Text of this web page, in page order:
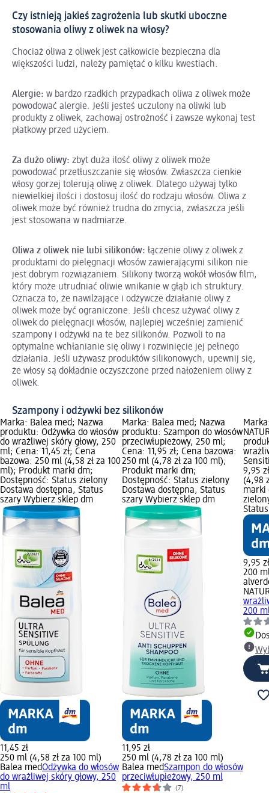
Czy istnieją jakieś zagrożenia lub skutki uboczne
stosowania oliwy z oliwek na włosy?
Chociaż oliwa z oliwek jest całkowicie bezpieczna dla
większości ludzi, należy pamiętać o kilku kwestiach.
Alergie: w bardzo rzadkich przypadkach oliwa z oliwek może
powodować alergie. Jeśli jesteś uczulony na oliwki lub
produkty z oliwek, zachowaj ostrożność i zawsze wykonaj test
płatkowy przed użyciem.
Za dużo oliwy: zbyt duża ilość oliwy z oliwek może
powodować przetłuszczanie się włosów. Zwłaszcza cienkie
włosy gorzej tolerują oliwę z oliwek. Dlatego używaj tylko
niewielkiej ilości i dostosuj ilość do rodzaju włosów. Oliwa z
oliwek może być również trudna do zmycia, zwłaszcza jeśli
jest stosowana w nadmiarze.
Oliwa z oliwek nie lubi silikonów: łączenie oliwy z oliwek z
produktami do pielęgnacji włosów zawierającymi silikon nie
jest dobrym rozwiązaniem. Silikony tworzą wokół włosów film,
który może utrudniać oliwie wnikanie w głąb ich struktury.
Oznacza to, że nawilżające i odżywcze działanie oliwy z
oliwek może być ograniczone. Jeśli chcesz używać oliwy z
oliwek do pielęgnacji włosów, najlepiej wcześniej zamienić
szampony i odżywki na te bez silikonów. Pozwoli to na
optymalne wchłanianie się oliwy i rozwinięcie jej pełnego
działania. Jeśli używasz produktów silikonowych, upewnij się,
że włosy są dokładnie oczyszczone przed nałożeniem oliwy z
oliwek.
Szampony i odżywki bez silikonów
Marka: Balea med; Nazwa
produktu: Odżywka do włosów
do wrażliwej skóry głowy, 250
ml; Cena: 11,45 zł; Cena
bazowa: 250 ml (4,58 zł za 100
ml); Produkt marki dm;
Dostępność: Status zielony
Dostawa dostępna, Status
szary Wybierz sklep dm
11,45 zł
250 ml (4,58 zł za 100 ml)
Balea medOdżywka do włosów
do wrażliwej skóry głowy, 250
ml
Marka: Balea med; Nazwa
produktu: Szampon do włosów
przeciwłupieżowy, 250 ml;
Cena: 11,95 zł; Cena bazowa:
250 ml (4,78 zł za 100 ml);
Produkt marki dm;
Dostępność: Status zielony
Dostawa dostępna, Status
szary Wybierz sklep dm
11,95 zł
250 ml (4,78 zł za 100 ml)
Balea medSzampon do włosów
przeciwłupieżowy, 250 ml
(7)
9,95
(4,98
marki
9,95
200
200